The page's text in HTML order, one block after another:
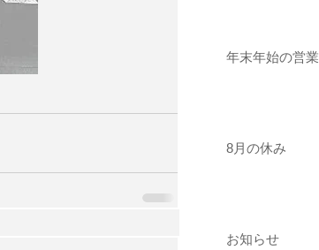
年末年始の営業
8月の休み
お知らせ